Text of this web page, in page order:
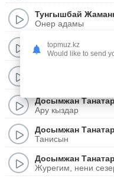
Тунгышбай
Онер адамы
Досымжан
Мунайма, досым
Досымжан
Ару кыздар
Досымжан
Танисын
Досымжан
Журегим, нени
topmuz.kz
Would like to send